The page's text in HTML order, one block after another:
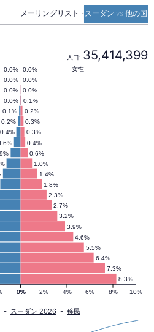
メーリングリスト - スーダン vs 他の国
人口: 35,414,399
8.3%
7.3%
6.4%
5.5%
4.6%
3.9%
3.2%
2.7%
2.3%
1.8%
1.4%
1.0%
0.6%
0.4%
0.3%
0.4%
0.3%
0.2%
0.2%
0.1%
0.1%
0.0%
0.0%
0.0%
0.0%
0.0%
0.0%
0.0% 女性
0% 2% 4% 6% 8% 10%
0%
- スーダン 2026 - 移民